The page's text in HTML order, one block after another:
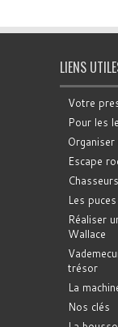
LIENS
Votre
Pour les
Escape
Les
Réaliser
Wallace
trésor
La
Nos clés